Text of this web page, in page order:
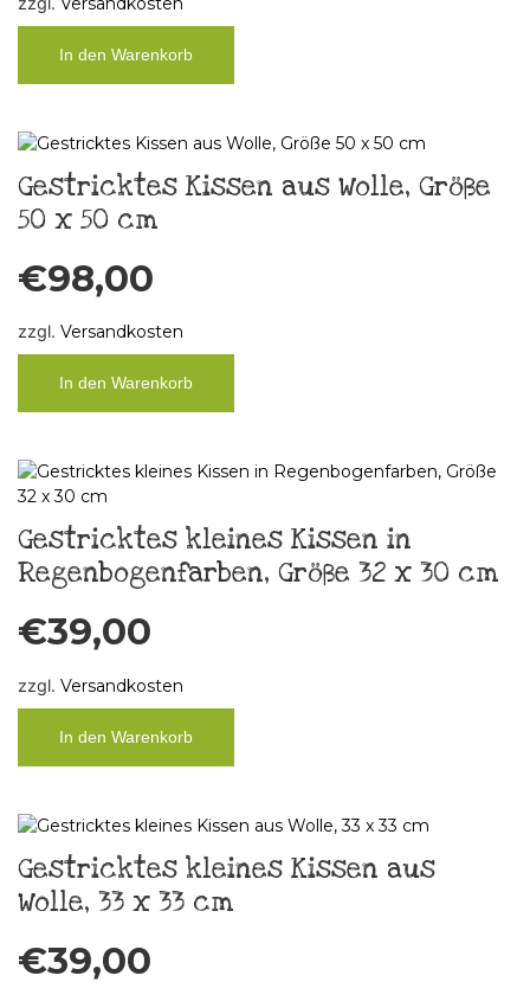
In den Warenkorb
Gestricktes Kissen aus Wolle, Größe
50 x 50 cm
€98,00
zzgl. Versandkosten
In den Warenkorb
Gestricktes kleines Kissen in
Regenbogenfarben, Größe 32 x 30 cm
€39,00
zzgl. Versandkosten
In den Warenkorb
Gestricktes kleines Kissen aus
Wolle, 33 x 33 cm
€39,00